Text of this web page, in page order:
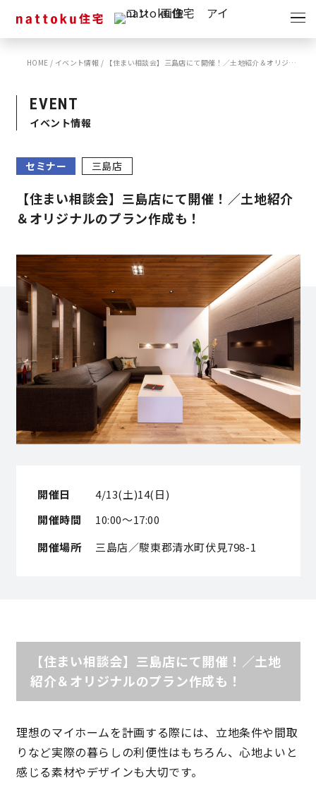
イベント
キャンペーン
ショールーム
モデルハウス
スタッフブログ
営業時間／10:00～20:00 定休日／年末年始
タップで電話をかける
来店・見学予約
nattokuグループコーポレートサイト
理想の暮らしを引き出すデザイン力
家具まで標準仕様の空間コーディネート
身体に優しい自然素材の家
耐震等級3 & 許容応力度計算 全棟標準
HOME / イベント情報 / 【住まい相談会】三島店にて開催！／土地紹介＆オリジナルのプラン作成も！
EVENT
イベント情報
セミナー 三島店
【住まい相談会】三島店にて開催！／土地紹介
＆オリジナルのプラン作成も！
開催日
4/13(土)14(日)
開催時間
10:00～17:00
開催場所
三島店／駿東郡清水町伏見798-1
【住まい相談会】三島店にて開催！／土地
紹介＆オリジナルのプラン作成も！
理想のマイホームを計画する際には、立地条件や間取
りなど実際の暮らしの利便性はもちろん、心地よいと
感じる素材やデザインも大切です。